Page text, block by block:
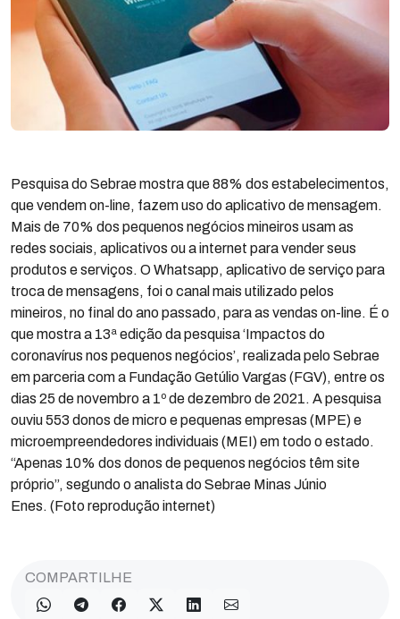
Pesquisa do Sebrae mostra que 88% dos estabelecimentos,
que vendem on-line, fazem uso do aplicativo de mensagem.
Mais de 70% dos pequenos negócios mineiros usam as
redes sociais, aplicativos ou a internet para vender seus
produtos e serviços. O Whatsapp, aplicativo de serviço para
troca de mensagens, foi o canal mais utilizado pelos
mineiros, no final do ano passado, para as vendas on-line. É o
que mostra a 13ª edição da pesquisa ‘Impactos do
coronavírus nos pequenos negócios’, realizada pelo Sebrae
em parceria com a Fundação Getúlio Vargas (FGV), entre os
dias 25 de novembro a 1º de dezembro de 2021. A pesquisa
ouviu 553 donos de micro e pequenas empresas (MPE) e
microempreendedores individuais (MEI) em todo o estado.
“Apenas 10% dos donos de pequenos negócios têm site
próprio”, segundo o analista do Sebrae Minas Júnio
Enes. (Foto reprodução internet)
COMPARTILHE